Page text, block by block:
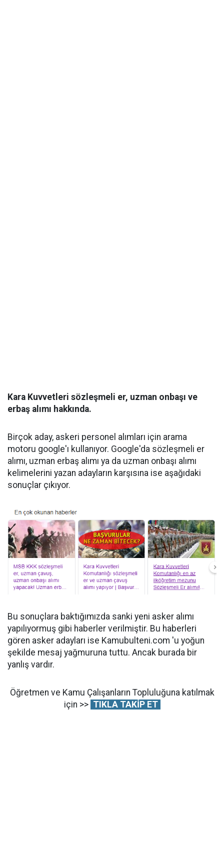
Kara Kuvvetleri sözleşmeli er, uzman onbaşı ve
erbaş alımı hakkında.
Birçok aday, askeri personel alımları için arama
motoru google'ı kullanıyor. Google'da sözleşmeli er
alımı, uzman erbaş alımı ya da uzman onbaşı alımı
kelimelerini yazan adayların karşısına ise aşağıdaki
sonuçlar çıkıyor.
Bu sonuçlara baktığımızda sanki yeni asker alımı
yapılıyormuş gibi haberler verilmiştir. Bu haberleri
gören asker adayları ise Kamubulteni.com 'u yoğun
şekilde mesaj yağmuruna tuttu. Ancak burada bir
yanlış vardır.
Öğretmen ve Kamu Çalışanların Topluluğuna katılmak
için >> TIKLA TAKİP ET